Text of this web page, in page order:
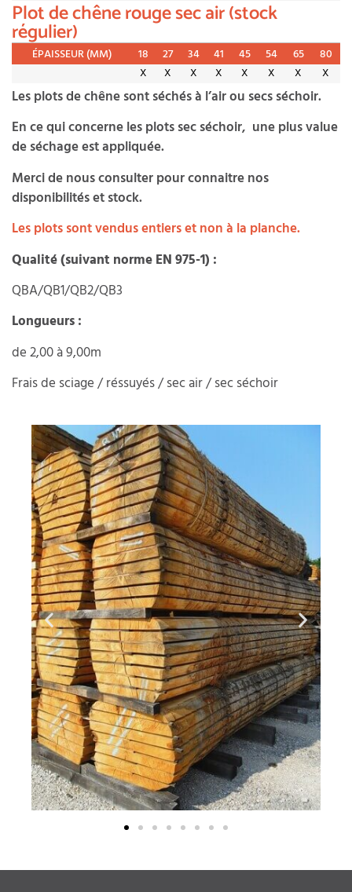
Plot de chêne rouge sec air (stock
régulier)
ÉPAISSEUR (MM) 18 27 34 41 45 54 65
80
X
X X X X X X X
Les plots de chêne sont séchés à l’air ou secs séchoir.
En ce qui concerne les plots sec séchoir, une plus value
de séchage est appliquée.
Merci de nous consulter pour connaitre nos
disponibilités et stock.
Les plots sont vendus entiers et non à la planche.
Qualité (suivant norme EN 975-1) :
QBA/QB1/QB2/QB3
Longueurs :
de 2,00 à 9,00m
Frais de sciage / réssuyés / sec air / sec séchoir